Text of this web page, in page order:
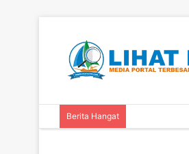
Berita Hangat